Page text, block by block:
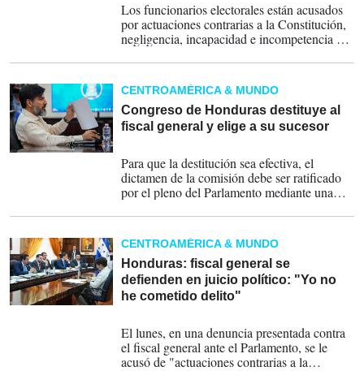
Los funcionarios electorales están acusados
por actuaciones contrarias a la Constitución,
negligencia, incapacidad e incompetencia en
electorales de 2025.
CENTROAMÉRICA & MUNDO
Congreso de Honduras destituye al
fiscal general y elige a su sucesor
Para que la destitución sea efectiva, el
dictamen de la comisión debe ser ratificado
por el pleno del Parlamento mediante una
diputados.
CENTROAMÉRICA & MUNDO
Honduras: fiscal general se
defienden en juicio político: "Yo no
he cometido delito"
El lunes, en una denuncia presentada contra
el fiscal general ante el Parlamento, se le
acusó de "actuaciones contrarias a la